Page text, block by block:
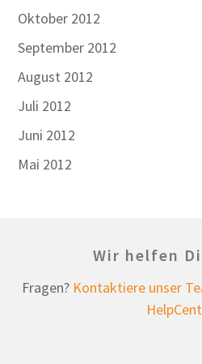
Oktober 2012
September 2012
August 2012
Juli 2012
Juni 2012
Mai 2012
Wir helfen
Fragen? Kontaktiere unser